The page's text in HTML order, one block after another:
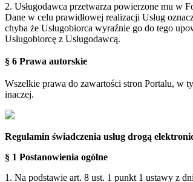
2. Usługodawca przetwarza powierzone mu w
Dane w celu prawidłowej realizacji Usług
chyba że Usługobiorca wyraźnie go do tego
Usługobiorcę z Usługodawcą.
§ 6 Prawa autorskie
Wszelkie prawa do zawartości stron Portalu, w
inaczej.
Regulamin świadczenia usług drogą
§ 1 Postanowienia ogólne
1. Na podstawie art. 8 ust. 1 punkt 1 ustawy z